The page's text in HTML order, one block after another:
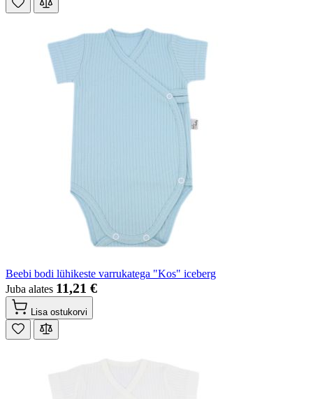
Beebi bodi lühikeste varrukatega "Kos" iceberg
Juba alates 11,21 €
Lisa ostukorvi